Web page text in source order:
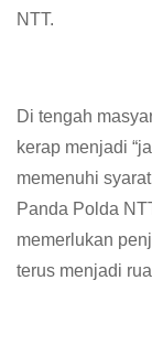
NTT.
Di tengah
kerap menjadi
memenuhi
Panda Polda
memerlukan
terus menjadi